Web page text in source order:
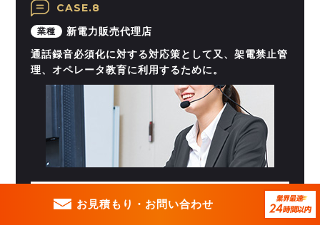
お見積もり・ お問い合わせ
CASE.8
業種
新電力販売代理店
通話録音必須化に対する対応策として又、架電禁止管
理、オペレータ教育に利用するために。
新電力事業者からの代理店に対する通話録音